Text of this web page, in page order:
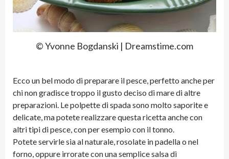
© Yvonne Bogdanski | Dreamstime.com
Ecco un bel modo di preparare il pesce, perfetto anche per
chi non gradisce troppo il gusto deciso di mare di altre
preparazioni. Le polpette di spada sono molto saporite e
delicate, ma potete realizzare questa ricetta anche con
altri tipi di pesce, con per esempio con il tonno.
Potete servirle sia al naturale, rosolate in padella o nel
forno, oppure irrorate con una semplice salsa di